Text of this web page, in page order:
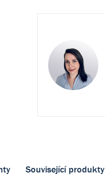
Související produkty